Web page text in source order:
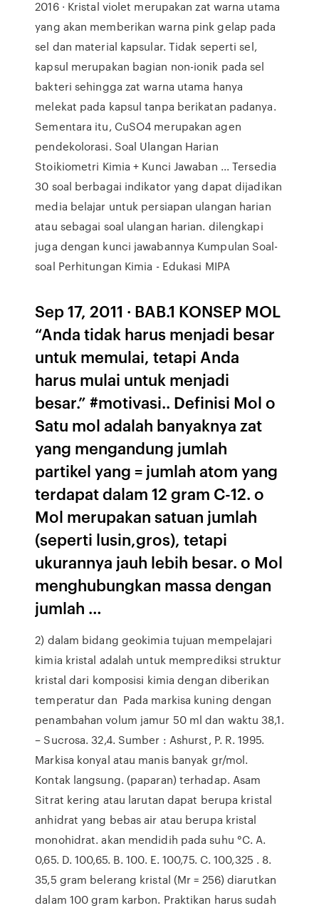
2016 · Kristal violet merupakan zat warna utama
yang akan memberikan warna pink gelap pada
sel dan material kapsular. Tidak seperti sel,
kapsul merupakan bagian non-ionik pada sel
bakteri sehingga zat warna utama hanya
melekat pada kapsul tanpa berikatan padanya.
Sementara itu, CuSO4 merupakan agen
pendekolorasi. Soal Ulangan Harian
Stoikiometri Kimia + Kunci Jawaban ... Tersedia
30 soal berbagai indikator yang dapat dijadikan
media belajar untuk persiapan ulangan harian
atau sebagai soal ulangan harian. dilengkapi
juga dengan kunci jawabannya Kumpulan Soal-
soal Perhitungan Kimia - Edukasi MIPA
Sep 17, 2011 · BAB.1 KONSEP MOL
“Anda tidak harus menjadi besar
untuk memulai, tetapi Anda
harus mulai untuk menjadi
besar.” #motivasi.. Definisi Mol o
Satu mol adalah banyaknya zat
yang mengandung jumlah
partikel yang = jumlah atom yang
terdapat dalam 12 gram C-12. o
Mol merupakan satuan jumlah
(seperti lusin,gros), tetapi
ukurannya jauh lebih besar. o Mol
menghubungkan massa dengan
jumlah …
2) dalam bidang geokimia tujuan mempelajari
kimia kristal adalah untuk memprediksi struktur
kristal dari komposisi kimia dengan diberikan
temperatur dan Pada markisa kuning dengan
penambahan volum jamur 50 ml dan waktu 38,1.
– Sucrosa. 32,4. Sumber : Ashurst, P. R. 1995.
Markisa konyal atau manis banyak gr/mol.
Kontak langsung. (paparan) terhadap. Asam
Sitrat kering atau larutan dapat berupa kristal
anhidrat yang bebas air atau berupa kristal
monohidrat. akan mendidih pada suhu °C. A.
0,65. D. 100,65. B. 100. E. 100,75. C. 100,325 . 8.
35,5 gram belerang kristal (Mr = 256) diarutkan
dalam 100 gram karbon. Praktikan harus sudah